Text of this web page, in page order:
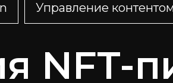
Управление
NFT-